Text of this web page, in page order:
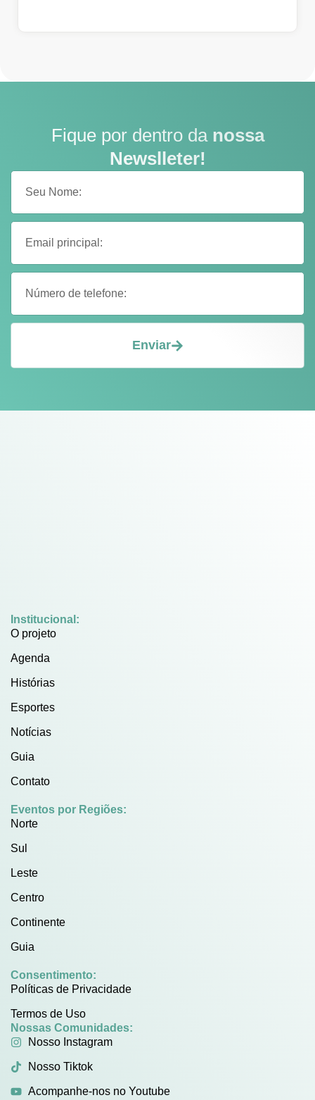
Fique por dentro da nossa
Newslleter!
Enviar
Institucional:
O projeto
Agenda
Histórias
Esportes
Notícias
Guia
Contato
Eventos por Regiões:
Norte
Sul
Leste
Centro
Continente
Guia
Consentimento:
Políticas de Privacidade
Termos de Uso
Nossas Comunidades:
Nosso Instagram
Nosso Tiktok
Acompanhe-nos no Youtube